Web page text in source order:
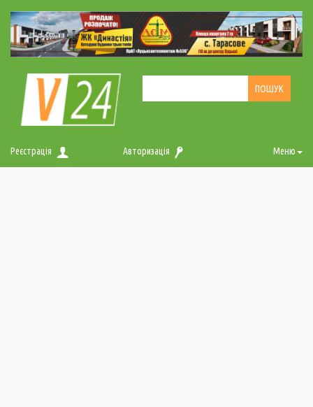
Реєстрація Авторизація Меню